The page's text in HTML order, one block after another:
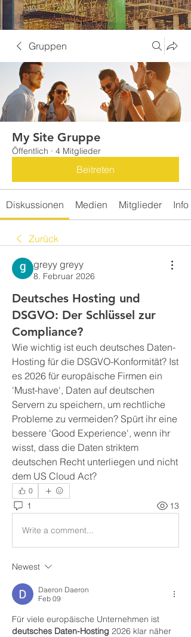
Gruppen
My Site Gruppe
Öffentlich · 4 Mitglieder
Beitreten
Diskussionen Medien Mitglieder Info
Zurück
greyy greyy
8. Februar 2026
Deutsches Hosting und
DSGVO: Der Schlüssel zur
Compliance?
Wie wichtig ist euch deutsches Daten-
Hosting für die DSGVO-Konformität? Ist
es 2026 für europäische Firmen ein
'Must-have', Daten auf deutschen
Servern zu speichern, um rechtliche
Probleme zu vermeiden? Spürt ihr eine
bessere 'Good Experience', wenn ihr
wisst, dass die Daten striktem
deutschen Recht unterliegen und nicht
dem US Cloud Act?
0
1 13
Write a comment...
Newest
Daeron Daeron
Feb 09
deutsches Daten-Hosting 2026 klar näher